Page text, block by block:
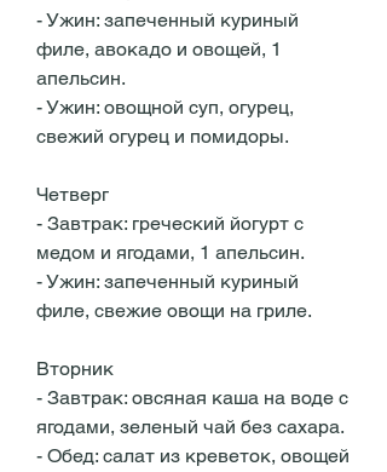
- Ужин: запеченный куриный
филе, авокадо и овощей, 1
апельсин.
- Ужин: овощной суп, огурец,
свежий огурец и помидоры.
Четверг
- Завтрак: греческий йогурт с
медом и ягодами, 1 апельсин.
- Ужин: запеченный куриный
филе, свежие овощи на гриле.
Вторник
- Завтрак: овсяная каша на воде с
ягодами, зеленый чай без сахара.
- Обед: салат из креветок, овощей